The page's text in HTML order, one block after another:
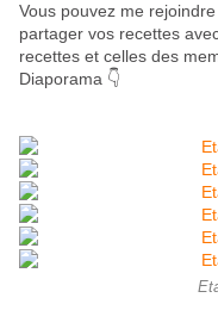
Vous pouvez me
partager vos recettes
recettes et celles des
Diaporama 👇